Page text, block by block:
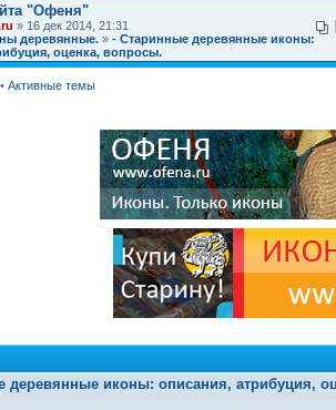
"Офеня"
» 16 дек 2014, 21:31
деревянные. » - Старинные деревянные иконы:
оценка, вопросы.
• Активные темы
деревянные иконы: описания, атрибуция,